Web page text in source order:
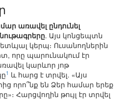
առավել ընդունել
. Այս կոնցեպտն
կերպ։ Ուսանողներին
որը պարունակում էր
կարևոր յոթ
1 և հարց է տրվել. «Այս
որո՞նք են Ձեր համար երեք
Հարցվողին թույլ էր տրվել